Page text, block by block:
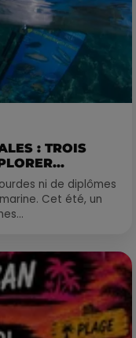
: TROIS
ni de diplômes
Cet été, un